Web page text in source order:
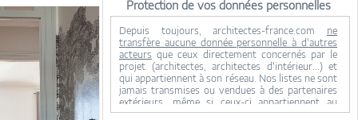
Protection de vos données personnelles
Depuis toujours, architectes-france.com ne
transfère aucune donnée personnelle à d'autres
acteurs que ceux directement concernés par le
projet (architectes, architectes d'intérieur...) et
qui appartiennent à son réseau. Nos listes ne sont
jamais transmises ou vendues à des partenaires
extérieurs, même si ceux-ci appartiennent au
domaine de la construction.